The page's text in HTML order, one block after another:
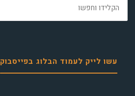
עשו לייק לעמוד הבלוג בפייסבוק